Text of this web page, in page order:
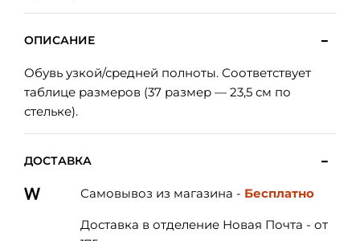
ОПИСАНИЕ
Обувь узкой/средней полноты. Соответствует
таблице размеров (37 размер — 23,5 см по
стельке).
ДОСТАВКА
Самовывоз из магазина - Бесплатно
Доставка в отделение Новая Почта - от